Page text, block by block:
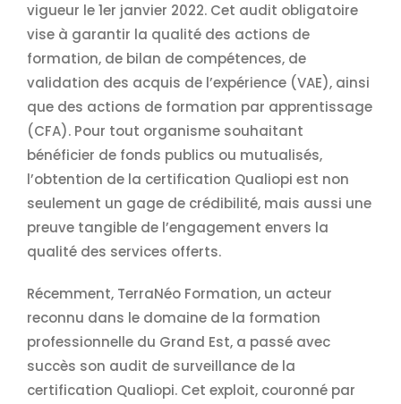
vigueur le 1er janvier 2022. Cet audit obligatoire
vise à garantir la qualité des actions de
formation, de bilan de compétences, de
validation des acquis de l’expérience (VAE), ainsi
que des actions de formation par apprentissage
(CFA). Pour tout organisme souhaitant
bénéficier de fonds publics ou mutualisés,
l’obtention de la certification Qualiopi est non
seulement un gage de crédibilité, mais aussi une
preuve tangible de l’engagement envers la
qualité des services offerts.
Récemment, TerraNéo Formation, un acteur
reconnu dans le domaine de la formation
professionnelle du Grand Est, a passé avec
succès son audit de surveillance de la
certification Qualiopi. Cet exploit, couronné par